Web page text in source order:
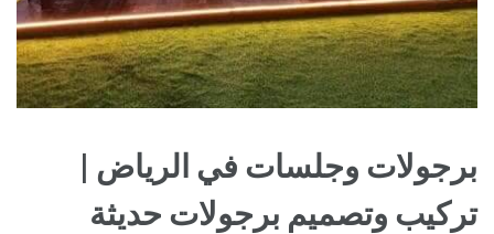
برجولات وجلسات في الرياض |
تركيب وتصميم برجولات حديثة